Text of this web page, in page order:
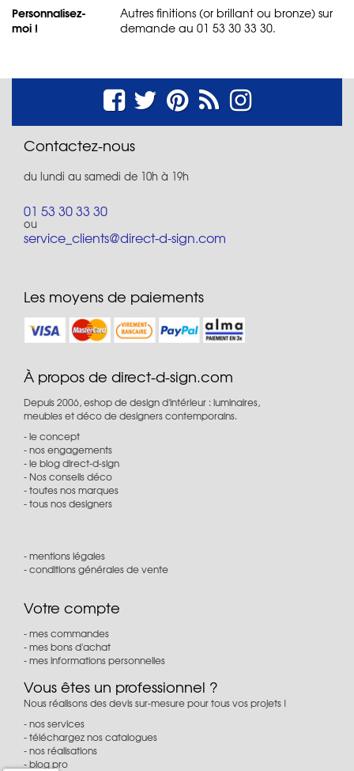
Personnalisez-
moi !
Autres finitions (or brillant ou bronze) sur
demande au 01 53 30 33 30.
Contactez-nous
du lundi au samedi de 10h à 19h
01 53 30 33 30
ou
service_clients@direct-d-sign.com
Les moyens de paiements
À propos de direct-d-sign.com
Depuis 2006, eshop de design d'intérieur : luminaires,
meubles et déco de designers contemporains.
le concept
nos engagements
le blog direct-d-sign
Nos conseils déco
toutes nos marques
tous nos designers
mentions légales
conditions générales de vente
Votre compte
mes commandes
mes bons d'achat
mes informations personnelles
Vous êtes un professionnel ?
Nous réalisons des devis sur-mesure pour tous vos projets !
nos services
téléchargez nos catalogues
nos réalisations
blog pro